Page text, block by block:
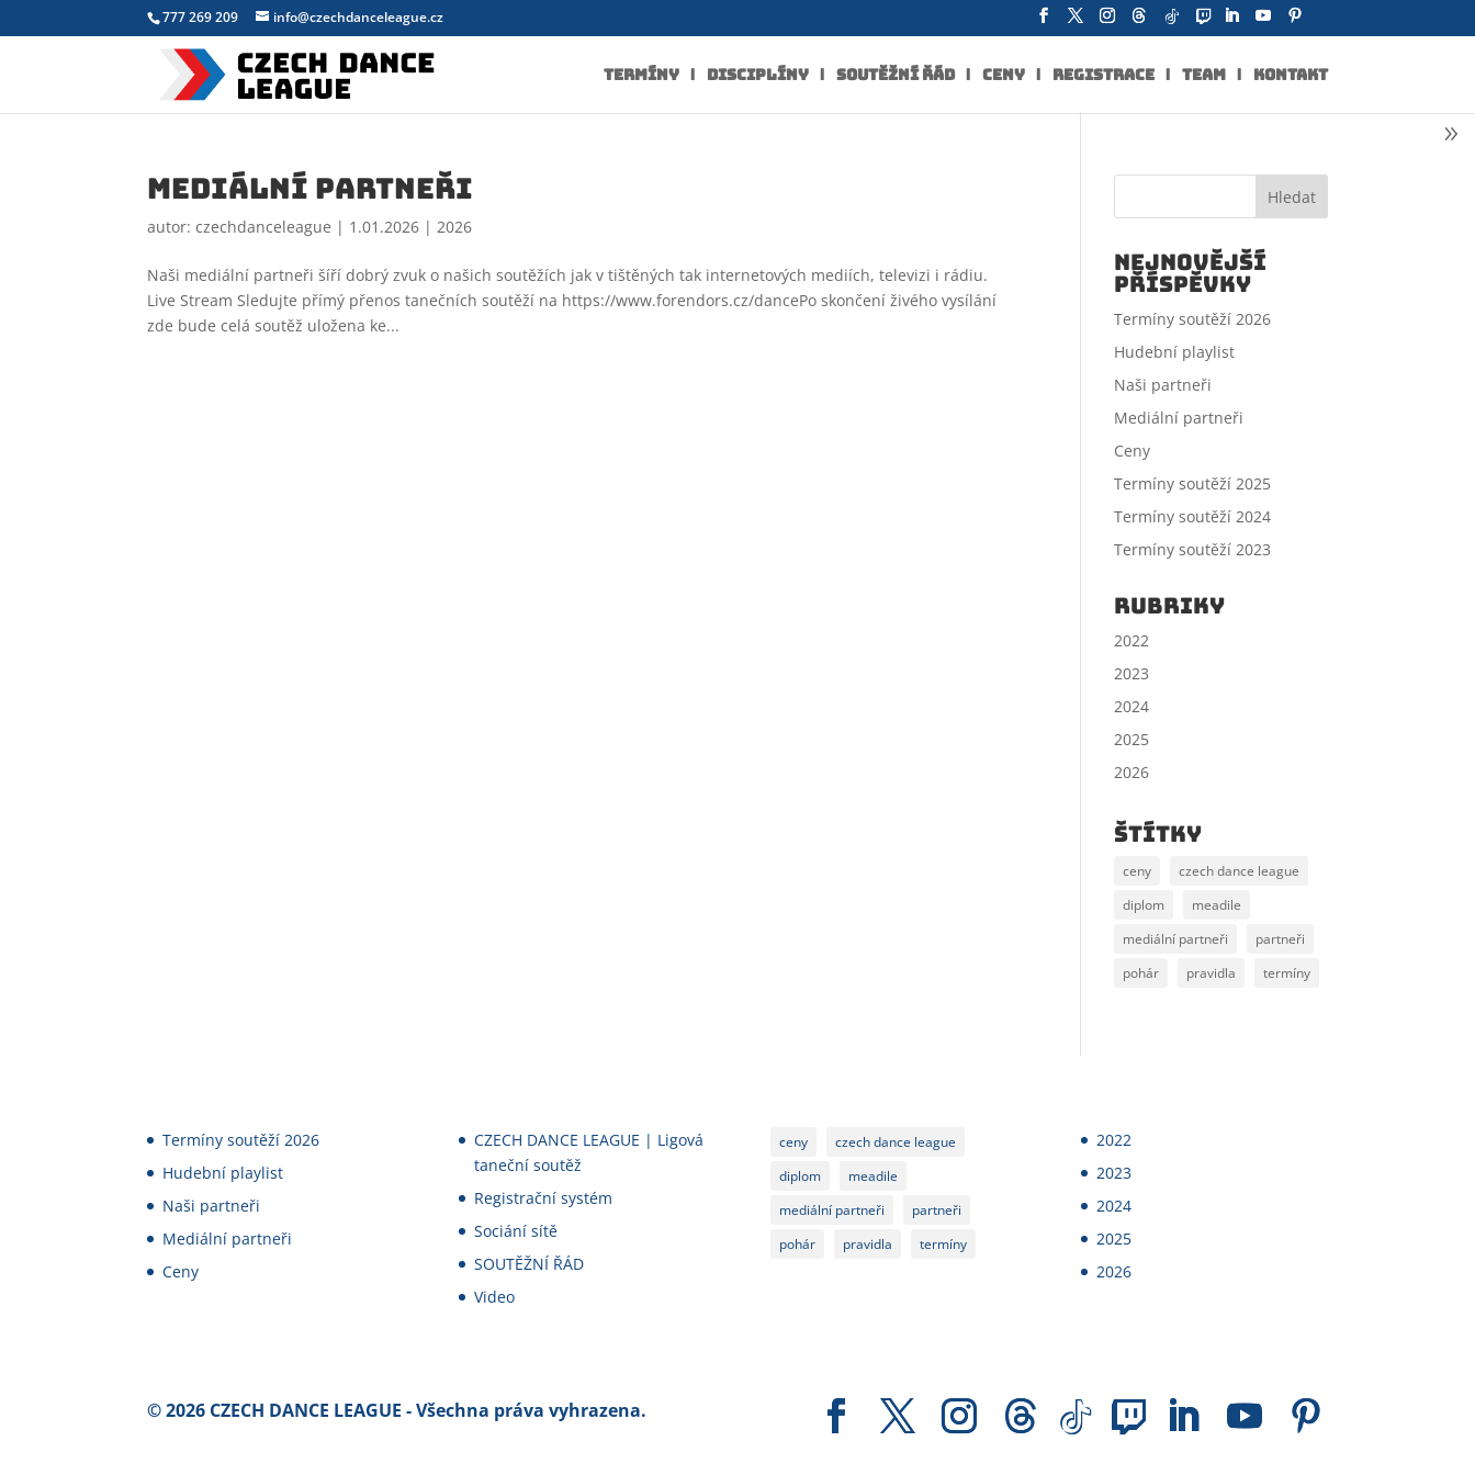
777 269 209 info@czechdanceleague.cz
TERMÍNY DISCIPLÍNY SOUTĚŽNÍ ŘÁD CENY REGISTRACE TEAM KONTAKT
Mediální partneři
autor:czechdanceleague | 1.01.2026 |2026
Naši mediální partneři šíří dobrý zvuk o našich soutěžích jak v tištěných tak internetových mediích, televizi i rádiu.
Live Stream Sledujte přímý přenos tanečních soutěží na https://www.forendors.cz/dancePo skončení živého vysílání
zde bude celá soutěž uložena ke...
Hledat
Nejnovější
příspěvky
Termíny soutěží 2026
Hudební playlist
Naši partneři
Mediální partneři
Ceny
Termíny soutěží 2025
Termíny soutěží 2024
Termíny soutěží 2023
Rubriky
2022
2023
2024
2025
2026
štítky
ceny
czech dance league
diplom
meadile
mediální partneři
partneři
pohár
pravidla termíny
Termíny soutěží 2026
Hudební playlist
Naši partneři
Mediální partneři
Ceny
CZECH DANCE LEAGUE | Ligová
taneční soutěž
Registrační systém
Sociání sítě
SOUTĚŽNÍ ŘÁD
Video
ceny
czech dance league
diplom
meadile
mediální partneři
partneři
pohár
pravidla termíny
2022
2023
2024
2025
2026
©2026 CZECH DANCE LEAGUE - Všechna práva vyhrazena.